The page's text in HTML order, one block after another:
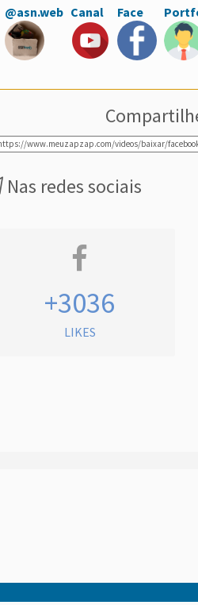
@asn.web Canal Face
Nas redes sociais
+3036
LIKES